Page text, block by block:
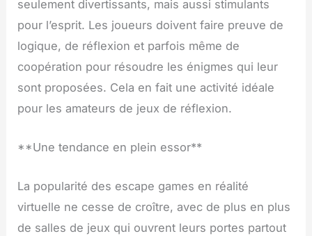
seulement divertissants, mais aussi stimulants
pour l’esprit. Les joueurs doivent faire preuve de
logique, de réflexion et parfois même de
coopération pour résoudre les énigmes qui leur
sont proposées. Cela en fait une activité idéale
pour les amateurs de jeux de réflexion.
**Une tendance en plein essor**
La popularité des escape games en réalité
virtuelle ne cesse de croître, avec de plus en plus
de salles de jeux qui ouvrent leurs portes partout